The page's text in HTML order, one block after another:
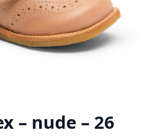
– nude – 26